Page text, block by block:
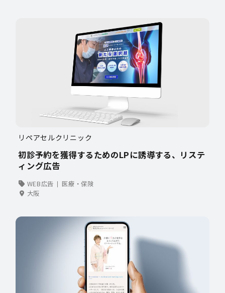
リペアセルクリニック
初診予約を獲得するためのLPに誘導する、リステ
ィング広告
WEB広告
医療・保険
大阪